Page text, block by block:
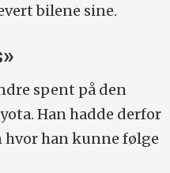
bilene sine.
spent på den
Han hadde derfor
han kunne følge